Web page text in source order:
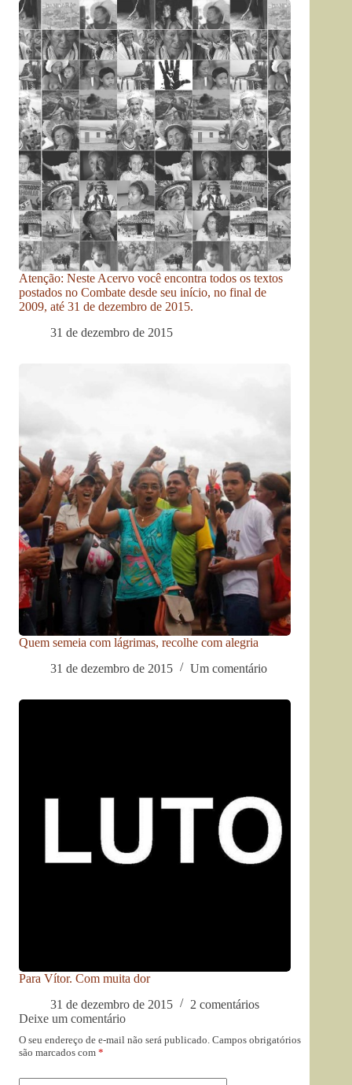
Atenção: Neste Acervo você encontra todos os textos
postados no Combate desde seu início, no final de
2009, até 31 de dezembro de 2015.
31 de dezembro de 2015
Quem semeia com lágrimas, recolhe com alegria
31 de dezembro de 2015
Um comentário
Para Vítor. Com muita dor
31 de dezembro de 2015
2 comentários
Deixe um comentário
O seu endereço de e-mail não será publicado. Campos obrigatórios
são marcados com *